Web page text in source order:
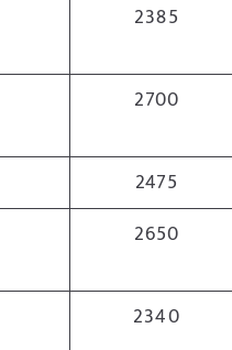
2385
2700
2475
2650
2340